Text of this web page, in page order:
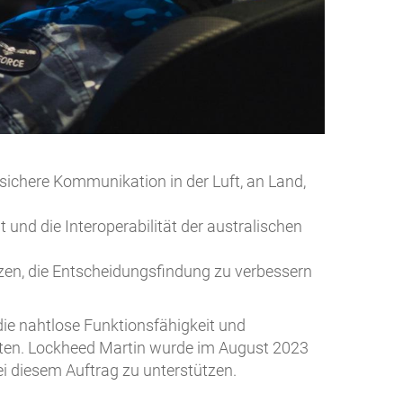
Kommunikation in der Luft, an Land,
und die Interoperabilität der australischen
die Entscheidungsfindung zu verbessern
nahtlose Funktionsfähigkeit und
Lockheed Martin wurde im August 2023
diesem Auftrag zu unterstützen.